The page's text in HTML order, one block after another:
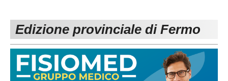
Carica la tua Rosa
1^ CATEGORIA
2^ CATEGORIA
3^ CATEGORIA
Edizione provinciale di Fermo